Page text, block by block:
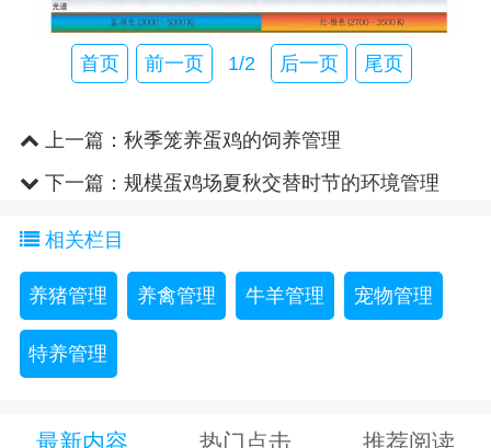
首页 前一页 1/2 后一页 尾页
上一篇： 秋季笼养蛋鸡的饲养管理
下一篇： 规模蛋鸡场夏秋交替时节的环境管理
相关栏目
养猪管理 养禽管理 牛羊管理 宠物管理
特养管理
最新内容 热门点击 推荐阅读